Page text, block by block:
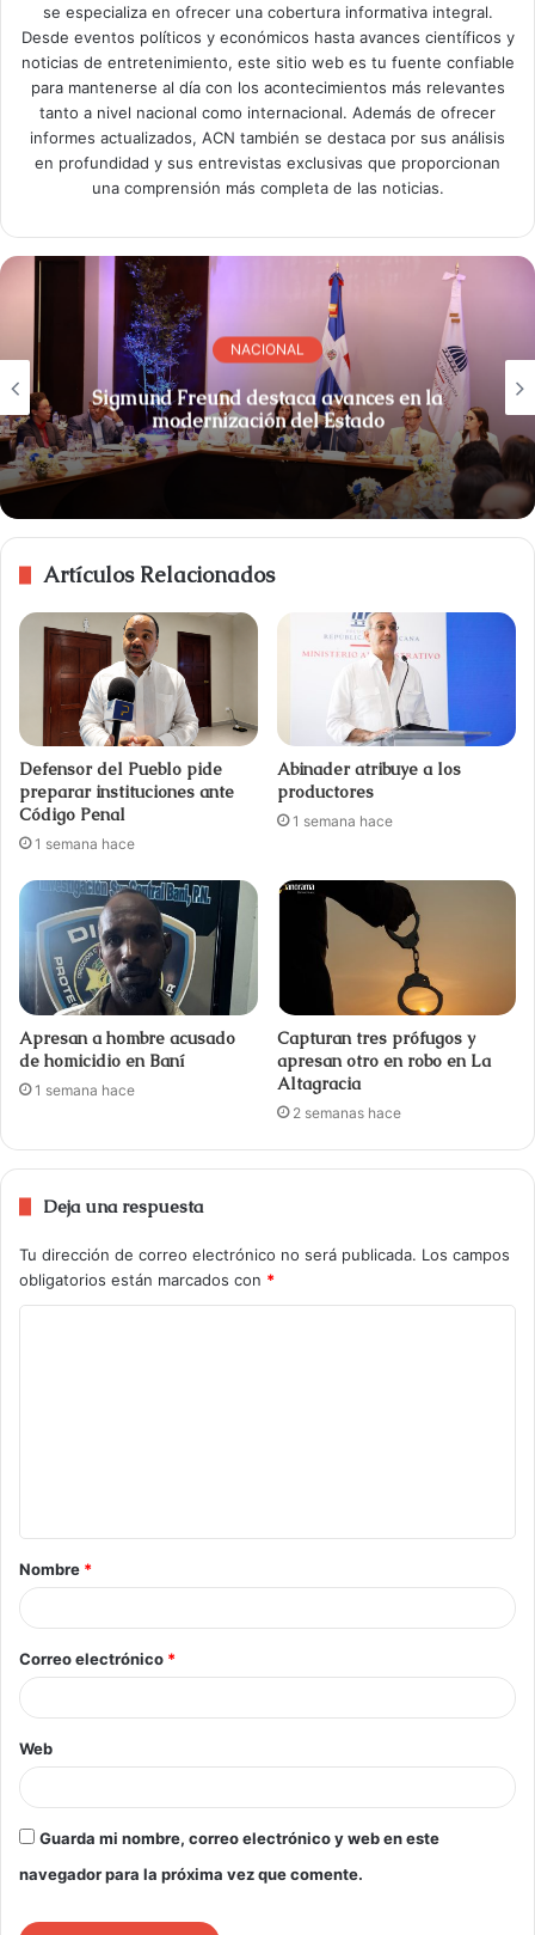
se especializa en ofrecer una cobertura informativa integral.
Desde eventos políticos y económicos hasta avances científicos y
noticias de entretenimiento, este sitio web es tu fuente confiable
para mantenerse al día con los acontecimientos más relevantes
tanto a nivel nacional como internacional. Además de ofrecer
informes actualizados, ACN también se destaca por sus análisis
en profundidad y sus entrevistas exclusivas que proporcionan
una comprensión más completa de las noticias.
NACIONAL
Sigmund Freund destaca avances en la
modernización del Estado
Artículos Relacionados
Defensor del Pueblo pide
preparar instituciones ante
Código Penal
1 semana hace
Abinader atribuye a los
productores
1 semana hace
Apresan a hombre acusado
de homicidio en Baní
1 semana hace
Capturan tres prófugos y
apresan otro en robo en La
Altagracia
2 semanas hace
Deja una respuesta
Tu dirección de correo electrónico no será publicada. Los campos
obligatorios están marcados con *
Nombre *
Correo electrónico *
Web
Guarda mi nombre, correo electrónico y web en este
navegador para la próxima vez que comente.